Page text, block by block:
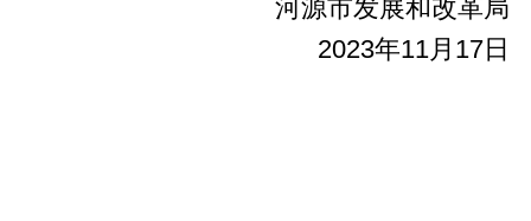
河源市发展和改革局
2023年11月17日